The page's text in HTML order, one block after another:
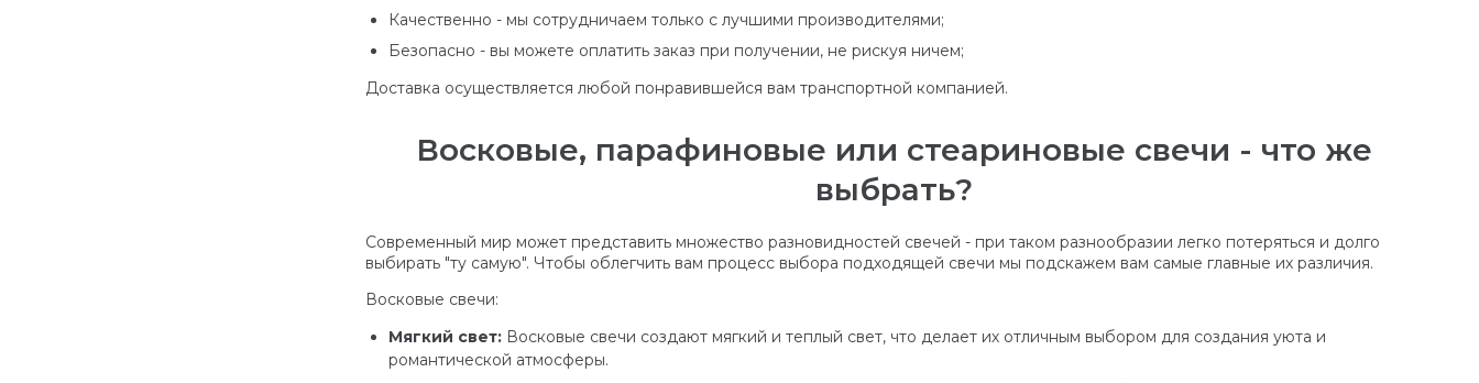
Качественно - мы сотрудничаем только с лучшими производителями;
Безопасно - вы можете оплатить заказ при получении, не рискуя ничем;
Доставка осуществляется любой понравившейся вам транспортной компанией.
Восковые, парафиновые или стеариновые свечи - что же
выбрать?
Современный мир может представить множество разновидностей свечей - при таком разнообразии легко потеряться и долго
выбирать "ту самую". Чтобы облегчить вам процесс выбора подходящей свечи мы подскажем вам самые главные их различия.
Восковые свечи:
Мягкий свет: Восковые свечи создают мягкий и теплый свет, что делает их отличным выбором для создания уюта и
романтической атмосферы.